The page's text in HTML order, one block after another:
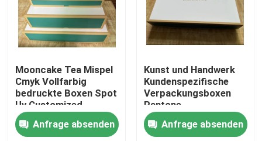
Produkte
Videos
Farbton-Buch-Drucken
Mooncake Tea Mispel
Cmyk Vollfarbig
bedruckte Boxen Spot
Uv Customized
Anfrage absenden
Kunst und Handwerk
Kundenspezifische
Verpackungsboxen
Pantone-
Farbfolienprägung
Anfrage absenden